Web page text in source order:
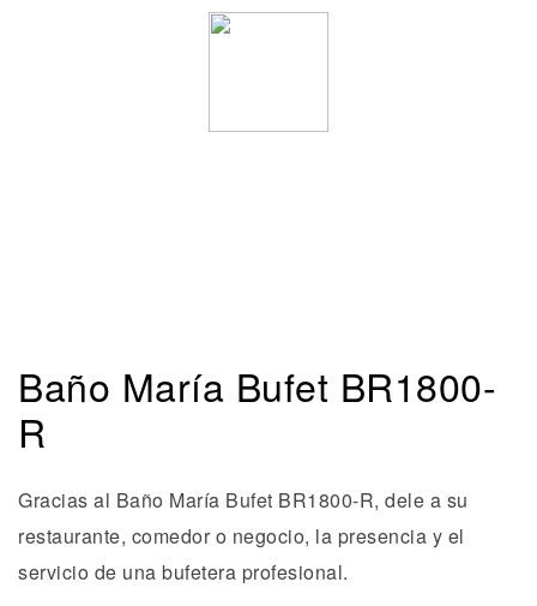
Baño María Bufet BR1800-
R
Gracias al Baño María Bufet BR1800-R, dele a su
restaurante, comedor o negocio, la presencia y el
servicio de una bufetera profesional.